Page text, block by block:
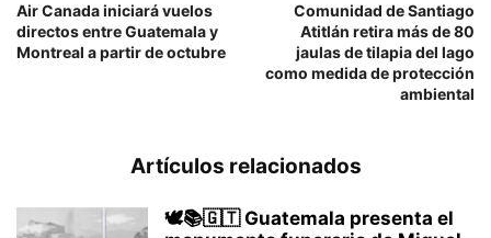
Air Canada iniciará vuelos
directos entre Guatemala y
Montreal a partir de octubre
Comunidad de Santiago
Atitlán retira más de 80
jaulas de tilapia del lago
como medida de protección
ambiental
Artículos relacionados
🕊️📚🇬🇹 Guatemala presenta el